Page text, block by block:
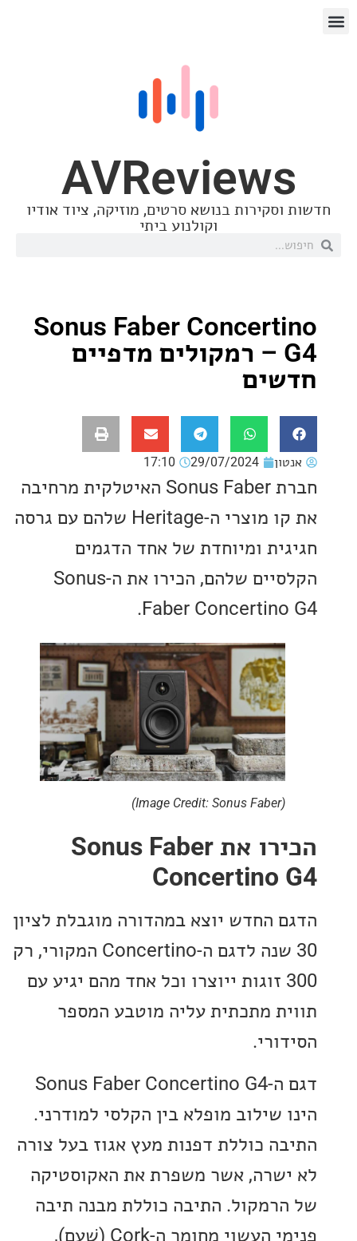
בנושא סרטים, מוזיקה, ציוד אודיו
וקולנוע ביתי
Sonus Faber
G4 – רמקולים מדפיים
29/07/2024
17:10
חברת Sonus Faber האיטלקית מרחיבה
את קו מוצרי ה-Heritage שלהם עם גרסה
ומיוחדת של אחד הדגמים
הקלסיים שלהם, הכירו את ה-Sonus
Faber
הכירו את Sonus Faber
Concertino
החדש יוצא במהדורה מוגבלת לציון
30 שנה לדגם ה-Concertino המקורי, רק
300 זוגות ייוצרו וכל אחד מהם יגיע עם
מתכתית עליה מוטבע המספר
דגם ה-Sonus Faber Concertino G4
שילוב מופלא בין הקלסי למודרני.
כוללת דפנות מעץ אגוז בעל צורה
אשר משפרת את האקוסטיקה
התיבה כוללת מבנה תיבה
פנימי העשוי מחומר ה-Cork (שַׁעַם),